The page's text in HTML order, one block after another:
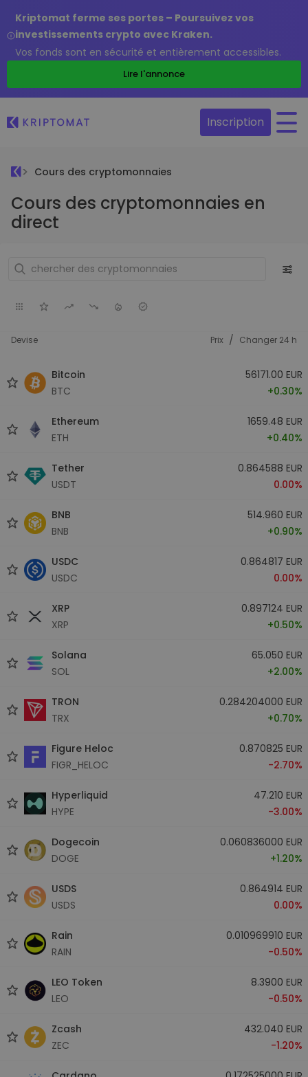
Kriptomat ferme ses portes – Poursuivez vos
investissements crypto avec Kraken.
Vos fonds sont en sécurité et entièrement accessibles.
Lire l'annonce
Inscription
Cours des cryptomonnaies
Cours des cryptomonnaies en
direct
Devise Prix / Changer 24 h
Bitcoin
BTC
56171.00 EUR
+0.30%
Ethereum
ETH
1659.48 EUR
+0.40%
Tether
USDT
0.864588 EUR
0.00%
BNB
BNB
514.960 EUR
+0.90%
USDC
USDC
0.864817 EUR
0.00%
XRP
XRP
0.897124 EUR
+0.50%
Solana
SOL
65.050 EUR
+2.00%
TRON
TRX
0.284204000 EUR
+0.70%
Figure Heloc
FIGR_HELOC
0.870825 EUR
-2.70%
Hyperliquid
HYPE
47.210 EUR
-3.00%
Dogecoin
DOGE
0.060836000 EUR
+1.20%
USDS
USDS
0.864914 EUR
0.00%
Rain
RAIN
0.010969910 EUR
-0.50%
LEO Token
LEO
8.3900 EUR
-0.50%
Zcash
ZEC
432.040 EUR
-1.20%